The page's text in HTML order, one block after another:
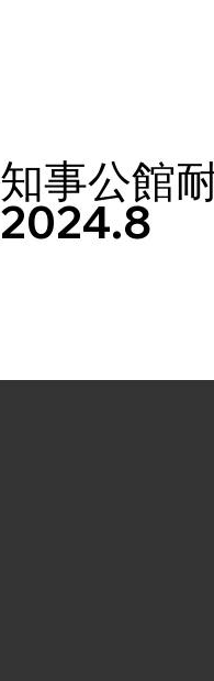
知事公館
2024.8